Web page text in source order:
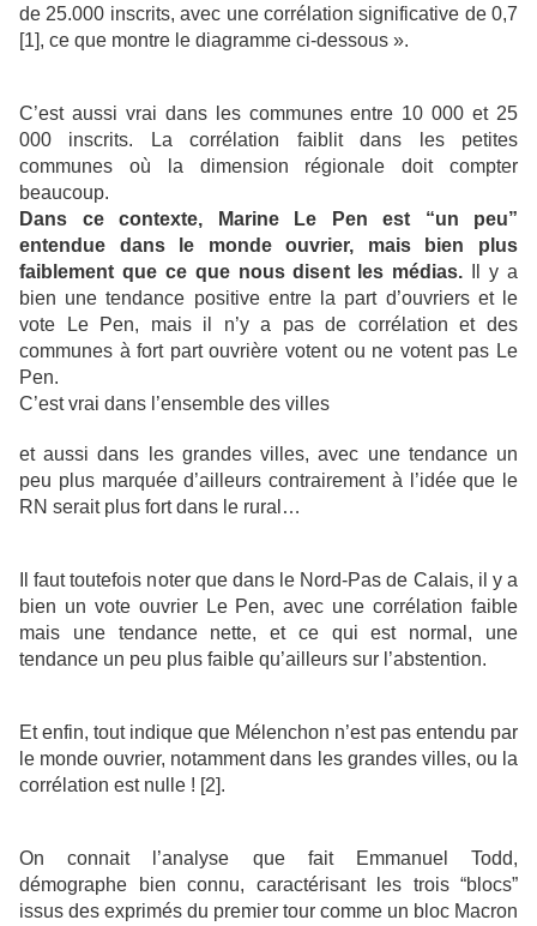
de 25.000 inscrits, avec une corrélation significative de 0,7
[1], ce que montre le diagramme ci-dessous ».
C’est aussi vrai dans les communes entre 10 000 et 25
000 inscrits. La corrélation faiblit dans les petites
communes où la dimension régionale doit compter
beaucoup.
Dans ce contexte, Marine Le Pen est “un peu”
entendue dans le monde ouvrier, mais bien plus
faiblement que ce que nous disent les médias. Il y a
bien une tendance positive entre la part d’ouvriers et le
vote Le Pen, mais il n’y a pas de corrélation et des
communes à fort part ouvrière votent ou ne votent pas Le
Pen.
C’est vrai dans l’ensemble des villes
et aussi dans les grandes villes, avec une tendance un
peu plus marquée d’ailleurs contrairement à l’idée que le
RN serait plus fort dans le rural…
Il faut toutefois noter que dans le Nord-Pas de Calais, il y a
bien un vote ouvrier Le Pen, avec une corrélation faible
mais une tendance nette, et ce qui est normal, une
tendance un peu plus faible qu’ailleurs sur l’abstention.
Et enfin, tout indique que Mélenchon n’est pas entendu par
le monde ouvrier, notamment dans les grandes villes, ou la
corrélation est nulle ! [2].
On connait l’analyse que fait Emmanuel Todd,
démographe bien connu, caractérisant les trois “blocs”
issus des exprimés du premier tour comme un bloc Macron